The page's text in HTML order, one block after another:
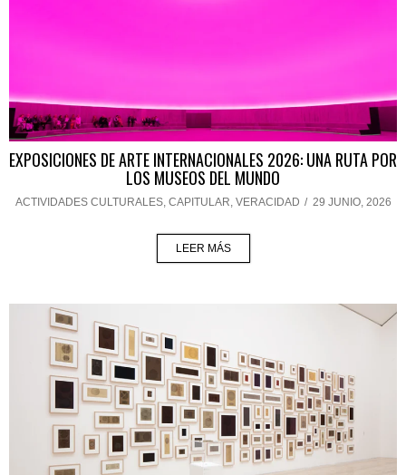
EXPOSICIONES DE ARTE INTERNACIONALES 2026: UNA RUTA POR
LOS MUSEOS DEL MUNDO
ACTIVIDADES CULTURALES, CAPITULAR, VERACIDAD / 29 JUNIO, 2026
LEER MÁS